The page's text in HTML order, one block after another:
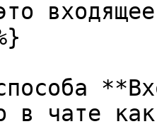
в чате